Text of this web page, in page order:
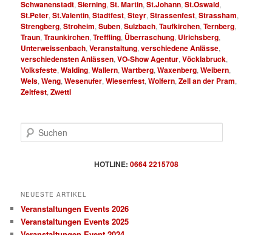
Schwanenstadt,Sierning,St. Martin,St.Johann,St.Oswald,
St.Peter,St.Valentin,Stadtfest,Steyr,Strassenfest,Strassham,
Strengberg,Stroheim,Suben,Sulzbach,Taufkirchen,Ternberg,
Traun,Traunkirchen,Treffling, Überraschung, Ulrichsberg,
Unterweissenbach,Veranstaltung,verschiedene Anlässe,
verschiedensten Anlässen,VO-Show Agentur,Vöcklabruck,
Volksfeste,Walding,Wallern,Wartberg,Waxenberg,Weibern,
Wels,Weng,Wesenufer,Wiesenfest,Wolfern,Zell an der Pram,
Zeltfest,Zwettl
u
HOTLINE: 0664 2215708
NEUESTE ARTIKEL
Veranstaltungen Events 2026
Veranstaltungen Events 2025